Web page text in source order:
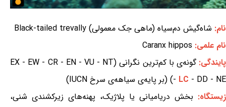
نام: شاه‌گیش دم‌سیاه (ماهی جک معمولی) Black-tailed trevally
نام علمی: Caranx hippos
پایندگی:
گونه‌ی با کم‌ترین نگرانی (EX - EW - CR - EN - VU - NT
- LC - DD - NE) (بر پایه‌ی سیاهه‌ی سرخ IUCN)
زیستگاه: بخش دریامیانی یا پلاژیک، پهنه‌های زیرکشندی شنی،